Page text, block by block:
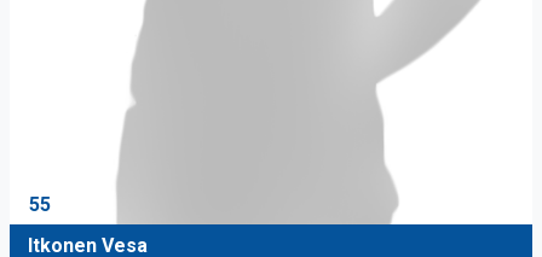
55
Itkonen Vesa